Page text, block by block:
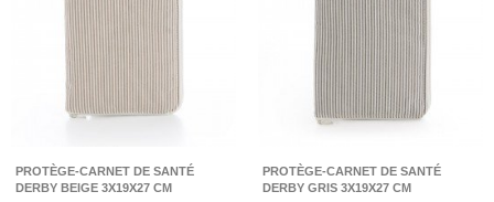
PROTÈGE-CARNET DE SANTÉ
DERBY BEIGE 3X19X27 CM
PROTÈGE-CARNET DE SANTÉ
DERBY GRIS 3X19X27 CM